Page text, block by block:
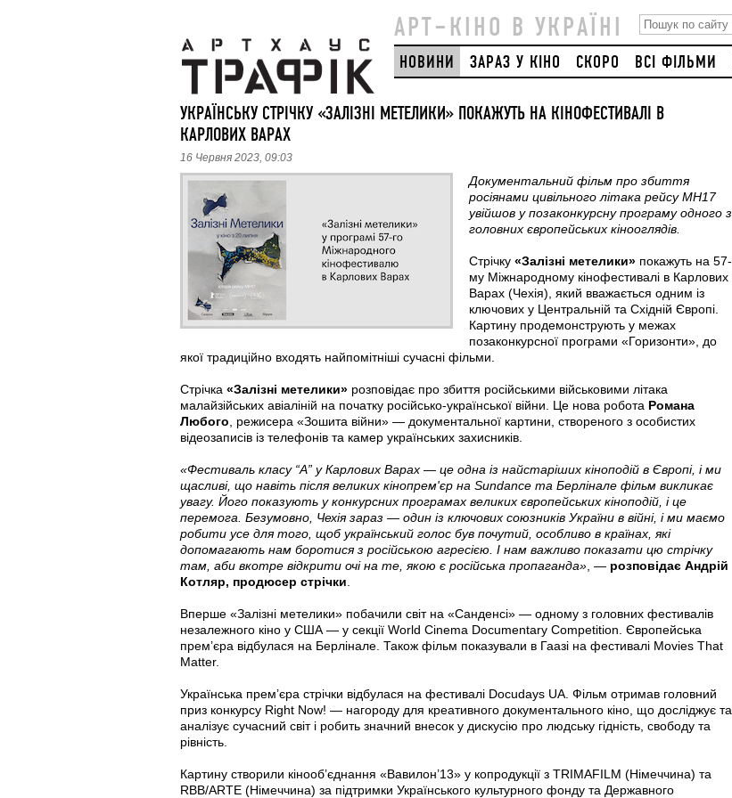
АРТ–КІНО В УКРАЇНІ
НОВИНИ ЗАРАЗ У КІНО СКОРО ВСІ ФІЛЬМИ
УКРАЇНСЬКУ СТРІЧКУ «ЗАЛІЗНІ МЕТЕЛИКИ» ПОКАЖУТЬ НА КІНОФЕСТИВАЛІ В
КАРЛОВИХ ВАРАХ
16 Червня 2023, 09:03
Документальний фільм про збиття
росіянами цивільного літака рейсуMH17
увійшов у позаконкурсну програму одного з
головних європейських кінооглядів.
Стрічку «Залізні метелики» покажуть на 57-
му Міжнародному кінофестивалі в Карлових
Варах (Чехія), який вважається одним із
ключових у Центральній та Східній Європі.
Картину продемонструють у межах
позаконкурсної програми «Горизонти», до
якої традиційно входять найпомітніші сучасні фільми.
Стрічка «Залізні метелики» розповідає про збиття російськими військовими літака
малайзійських авіаліній на початку російсько-української війни. Це нова робота Романа
Любого , режисера «Зошита війни» — документальної картини, створеного з особистих
відеозаписів із телефонів та камер українських захисників.
«Фестиваль класу “А” у Карлових Варах — це одна із найстаріших кіноподій в Європі, і ми
щасливі, що навіть після великих кінопрем'єр на Sundance та Берлінале фільм викликає
увагу. Його показують у конкурсних програмах великих європейських кіноподій, і це
перемога. Безумовно, Чехія зараз — один із ключових союзників України в війні, і ми маємо
робити усе для того, щоб український голос був почутий, особливо в країнах, які
допомагають нам боротися з російською агресією. І нам важливо показати цю стрічку
там, аби вкотре відкрити очі на те, якою є російська пропаганда» , — розповідає Андрій
Котляр, продюсер стрічки
Вперше «Залізні метелики» побачили світ на «Санденсі» — одному з головних фестивалів
незалежного кіно у США — у секції World Cinema Documentary Competition. Європейська
прем’єра відбулася на Берлінале. Також фільм показували в Гаазі на фестивалі Movies That
Matter.
Українська прем’єра стрічки відбулася на фестивалі Docudays UA. Фільм отримав головний
приз конкурсу Right Now! — нагороду для креативного документального кіно, що досліджує та
аналізує сучасний світ і робить значний внесок у дискусію про людську гідність, свободу та
рівність.
Картину створили кінооб’єднання «Вавилон’13» у копродукції з TRIMAFILM (Німеччина) та
RBB/ARTE (Німеччина) за підтримки Українського культурного фонду та Державного